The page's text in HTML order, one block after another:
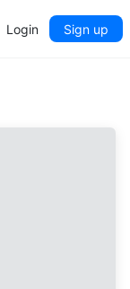
Login Sign up